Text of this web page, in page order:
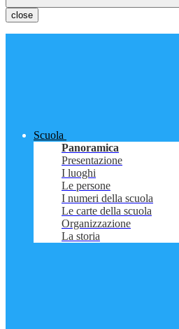
close
Scuola
Panoramica
Presentazione
I luoghi
Le persone
I numeri della scuola
Le carte della scuola
Organizzazione
La storia